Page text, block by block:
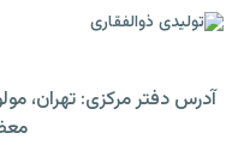
آدرس دفتر مرکزی: تهران،